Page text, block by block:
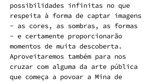
possibilidades infinitas no que
respeita à forma de captar imagens
- as cores, as sombras, as formas
- e certamente proporcionarão
momentos de muita descoberta.
Aproveitaremos também para nos
cruzar com alguma da arte pública
que começa a povoar a Mina de